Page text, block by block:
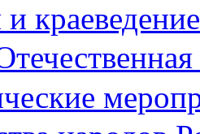
краеведение